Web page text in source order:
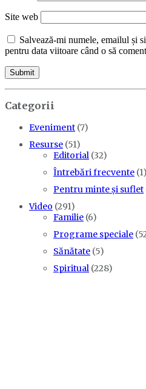
Site web
Salvează-mi numele, emailul și
pentru data viitoare când o să
Categorii
Eveniment (7)
Resurse (51)
Editorial (32)
Întrebări frecvente (1)
Pentru minte și suflet
Video (291)
Familie (6)
Programe speciale
Sănătate (5)
Spiritual (228)